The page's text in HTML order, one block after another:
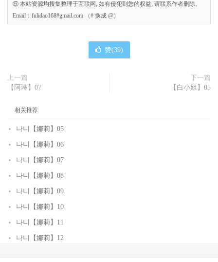
⑤ 本站资源均搜集整理于互联网, 如有侵犯到您的权益, 请联系作者删除。
Email：fulidao168#gmail.com （# 换成 @）
赞(39)
上一篇
【阿琳】07
下一篇
【白小姐】05
相关推荐
나니【娜莉】05
나니【娜莉】06
나니【娜莉】07
나니【娜莉】08
나니【娜莉】09
나니【娜莉】10
나니【娜莉】11
나니【娜莉】12